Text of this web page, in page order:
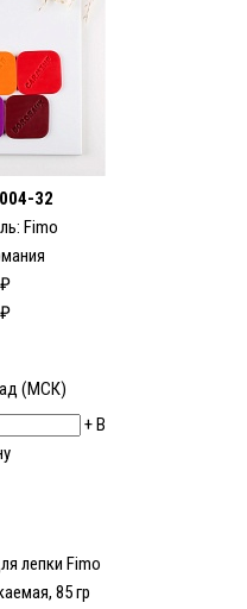
32
Fimo
(МСК)
+В
лепки Fimo
85 гр